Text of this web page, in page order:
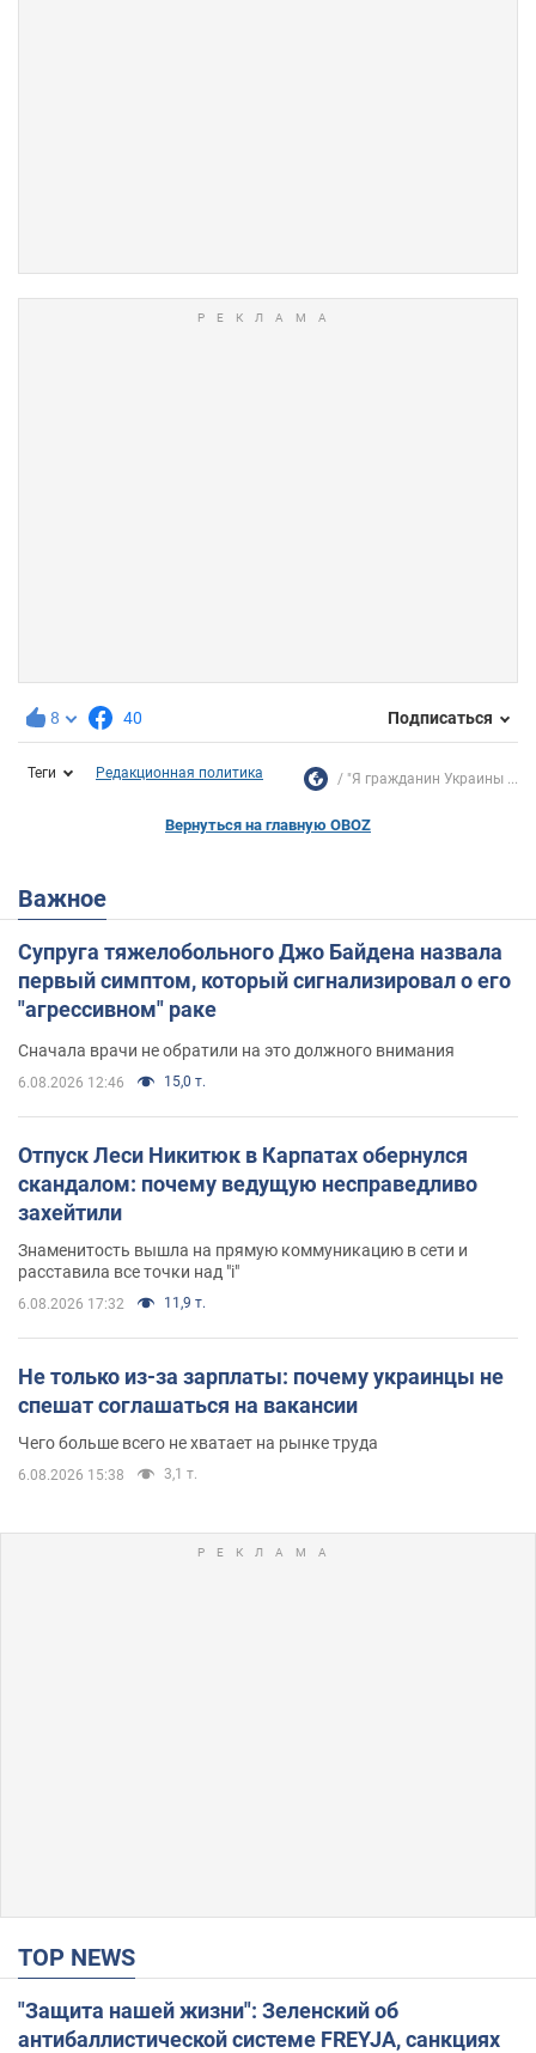
8 40 Подписаться
Теги Редакционная политика "Я гражданин Украины ...
Вернуться на главную OBOZ
Важное
Супруга тяжелобольного Джо Байдена назвала
первый симптом, который сигнализировал о его
"агрессивном" раке
Сначала врачи не обратили на это должного внимания
6.08.2026 12:46 15,0 т.
Отпуск Леси Никитюк в Карпатах обернулся
скандалом: почему ведущую несправедливо
захейтили
Знаменитость вышла на прямую коммуникацию в сети и
расставила все точки над "i"
6.08.2026 17:32 11,9 т.
Не только из-за зарплаты: почему украинцы не
спешат соглашаться на вакансии
Чего больше всего не хватает на рынке труда
6.08.2026 15:38 3,1 т.
TOP NEWS
"Защита нашей жизни": Зеленский об
антибаллистической системе FREYJA, санкциях